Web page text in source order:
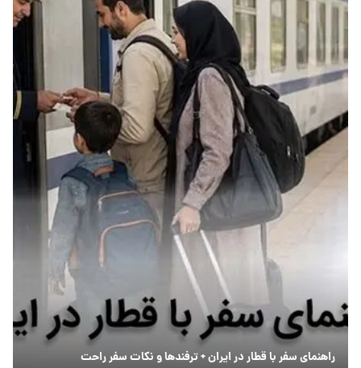
راهنمای سفر با قطار در ایران + ترفندها و نکات سفر راحت